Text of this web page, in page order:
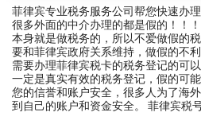
菲律宾专业税务服务公司帮您快速办理
很多外面的中介办理的都是假的！！
本身就是做税务的，所以不爱做假的
要和菲律宾政府关系维持，做假的不
需要办理菲律宾税卡的税务登记的可
一定是真实有效的税务登记，假的可
您的信誉和账户安全，很多人为了海
到自己的账户和资金安全。 菲律宾税